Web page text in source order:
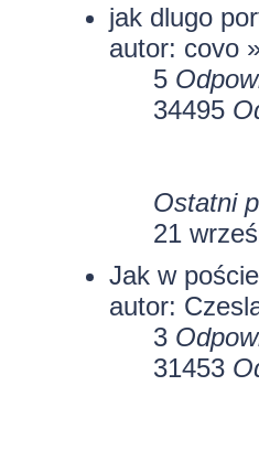
jak dlugo
autor: covo
5
34495
Ostatni
21
Jak w
autor:
3
31453